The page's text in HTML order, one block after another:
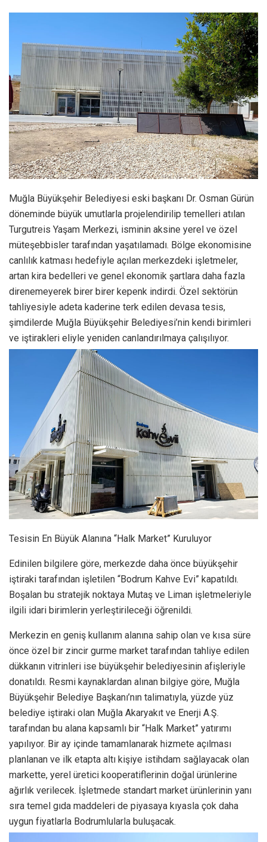
Muğla Büyükşehir Belediyesi eski başkanı Dr. Osman Gürün
döneminde büyük umutlarla projelendirilip temelleri atılan
Turgutreis Yaşam Merkezi, isminin aksine yerel ve özel
müteşebbisler tarafından yaşatılamadı. Bölge ekonomisine
canlılık katması hedefiyle açılan merkezdeki işletmeler,
artan kira bedelleri ve genel ekonomik şartlara daha fazla
direnemeyerek birer birer kepenk indirdi. Özel sektörün
tahliyesiyle adeta kaderine terk edilen devasa tesis,
şimdilerde Muğla Büyükşehir Belediyesi’nin kendi birimleri
ve iştirakleri eliyle yeniden canlandırılmaya çalışılıyor.
Tesisin En Büyük Alanına “Halk Market” Kuruluyor
Edinilen bilgilere göre, merkezde daha önce büyükşehir
iştiraki tarafından işletilen “Bodrum Kahve Evi” kapatıldı.
Boşalan bu stratejik noktaya Mutaş ve Liman işletmeleriyle
ilgili idari birimlerin yerleştirileceği öğrenildi.
Merkezin en geniş kullanım alanına sahip olan ve kısa süre
önce özel bir zincir gurme market tarafından tahliye edilen
dükkanın vitrinleri ise büyükşehir belediyesinin afişleriyle
donatıldı. Resmi kaynaklardan alınan bilgiye göre, Muğla
Büyükşehir Belediye Başkanı’nın talimatıyla, yüzde yüz
belediye iştiraki olan Muğla Akaryakıt ve Enerji A.Ş.
tarafından bu alana kapsamlı bir “Halk Market” yatırımı
yapılıyor. Bir ay içinde tamamlanarak hizmete açılması
planlanan ve ilk etapta altı kişiye istihdam sağlayacak olan
markette, yerel üretici kooperatiflerinin doğal ürünlerine
ağırlık verilecek. İşletmede standart market ürünlerinin yanı
sıra temel gıda maddeleri de piyasaya kıyasla çok daha
uygun fiyatlarla Bodrumlularla buluşacak.